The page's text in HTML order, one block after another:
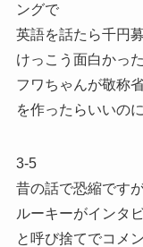
ングで
英語を話たら千円
けっこう面白かった
フワちゃんが敬称
を作ったらいいのに
3-5
昔の話で恐縮です
ルーキーがインタ
と呼び捨てでコメ